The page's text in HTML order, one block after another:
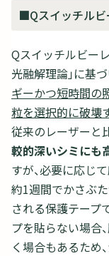
■Qスイッチルビ
Qスイッチルビー
光融解理論」に基
ギーかつ短時間の
粒を選択的に破壊
従来のレーザーと
較的深いシミにも
すが、必要に応じ
約1週間でかさぶ
される保護テープ
プを貼らない場合
く場合もあるため